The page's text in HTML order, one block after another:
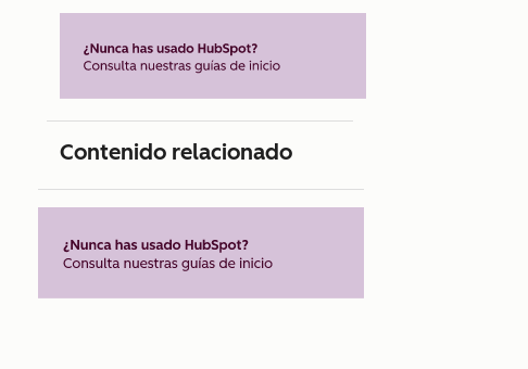
Contenido relacionado